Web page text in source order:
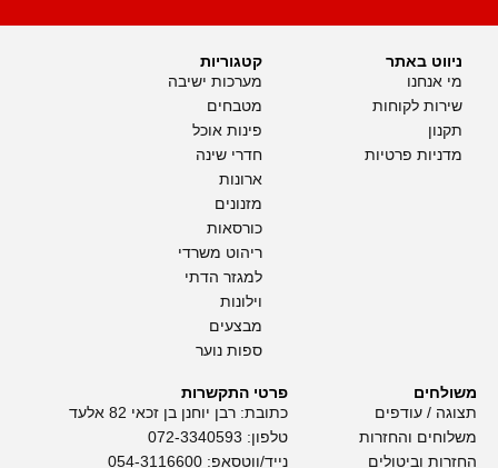
ניווט באתר
מי אנחנו
שירות לקוחות
תקנון
מדניות פרטיות
קטגוריות
מערכות ישיבה
מטבחים
פינות אוכל
חדרי שינה
ארונות
מזנונים
כורסאות
ריהוט משרדי
למגזר הדתי
וילונות
מבצעים
ספות נוער
משולחים
תצוגה / עודפים
משלוחים והחזרות
החזרות וביטולים
פרטי התקשרות
כתובת: רבן יוחנן בן זכאי 82 אלעד
טלפון: 072-3340593
נייד/ווטסאפ:054-3116600